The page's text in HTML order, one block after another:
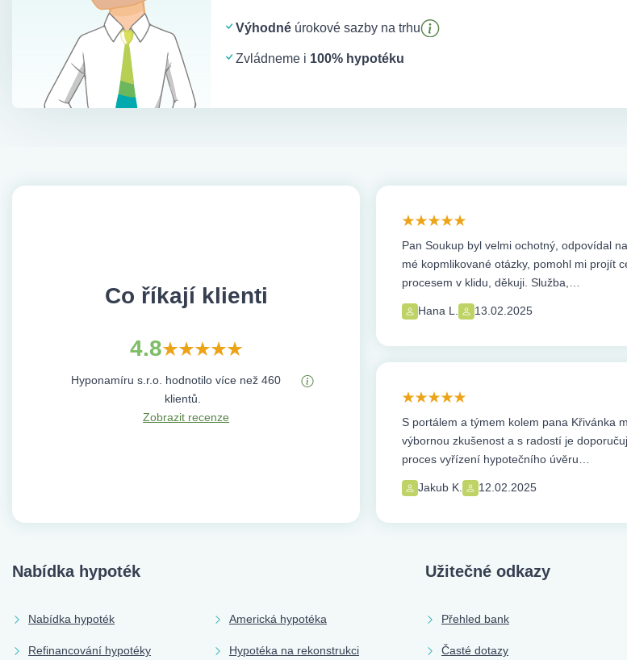
Výhodné úrokové sazby na trhu
Zvládneme i 100% hypotéku
Co říkají klienti
4.8
Hyponamíru s.r.o. hodnotilo více než 460
klientů.
Zobrazit recenze
Pan Soukup byl velmi ochotný, odpovídal
mé kopmlikované otázky, pomohl mi projít
procesem v klidu, děkuji. Služba,…
Hana L. 13.02.2025
S portálem a týmem kolem pana Křivánka
výbornou zkušenost a s radostí je
proces vyřízení hypotečního úvěru…
Jakub K. 12.02.2025
Nabídka hypoték
Nabídka hypoték Americká hypotéka
Refinancování hypotéky Hypotéka na rekonstrukci
Užitečné odkazy
Přehled bank
Časté dotazy